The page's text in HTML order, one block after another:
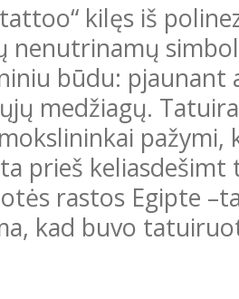
kilęs iš
nenutrinamų
būdu:
medžiagų.
prieš
rastos Egipte
kad buvo